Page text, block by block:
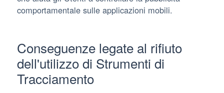
comportamentale sulle applicazioni mobili.
Conseguenze legate al rifiuto
dell'utilizzo di Strumenti di
Tracciamento